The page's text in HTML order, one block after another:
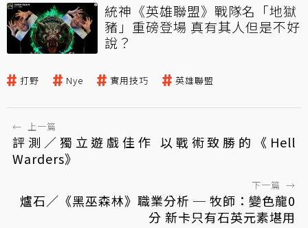
統神《英雄聯盟》戰隊名「地獄
豬」重磅登場 真有其人但是不好
說？
打野 Nye 實用技巧 英雄聯盟
← 上一篇
評測／獨立遊戲佳作 以戰術致勝的《Hell
Warders》
下一篇 →
爐石／《黑巫森林》職業分析 ─ 牧師：變色龍0
分 新卡只有石英元素堪用